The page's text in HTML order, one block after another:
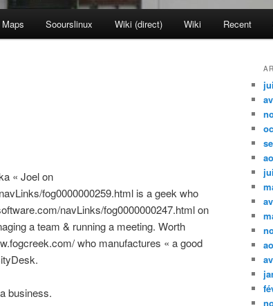
Maps Soourslinux Wiki (direct) Wiki Recent
« Joel on
fog0000000259.html is a geek who
navLinks/fog0000000247.html on
a team & running a meeting. Worth
who manufactures « a good
business.